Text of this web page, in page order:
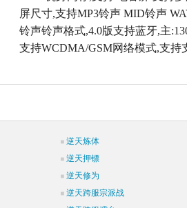
屏尺寸,支持MP3铃声 MID铃声
铃声铃声格式,4.0版支持蓝牙,主
支持WCDMA/GSM网络模式,支持
逆天炼体
逆天押镖
逆天修为
逆天跨服宗派战